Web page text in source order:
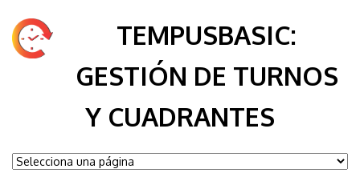
TEMPUSBASIC:
GESTIÓN DE TURNOS
Y CUADRANTES